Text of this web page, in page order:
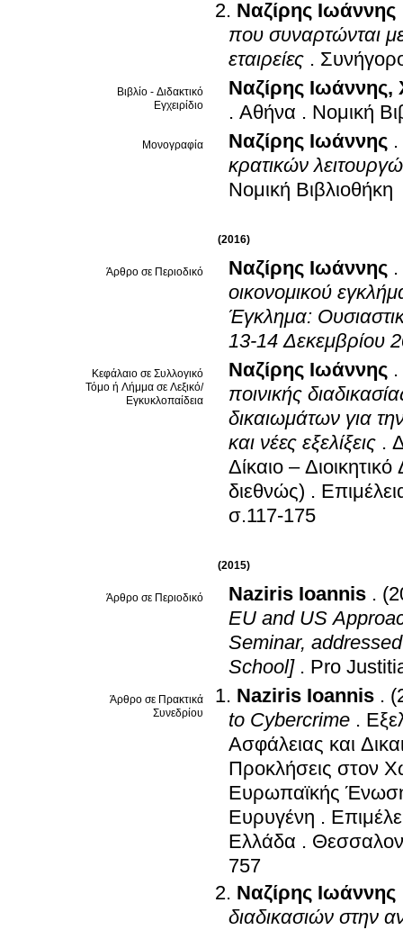
Ναζίρης Ιωάννης
που συναρτώνται
εταιρείες .
Βιβλίο - Διδακτικό
Εγχειρίδιο
Ναζίρης Ιωάννης,
. Αθήνα . Νομική
Μονογραφία Ναζίρης Ιωάννης .
κρατικών
Νομική Βιβλιοθήκη
(2016)
Άρθρο σε Περιοδικό Ναζίρης Ιωάννης .
οικονομικού
Έγκλημα:
13-14 Δεκεμβρίου
Κεφάλαιο σε Συλλογικό
Τόμο ή Λήμμα σε Λεξικό/
Εγκυκλοπαίδεια
Ναζίρης Ιωάννης .
ποινικής
δικαιωμάτων για
και νέες εξελίξεις .
Δίκαιο –
διεθνώς) .
σ.117-175
(2015)
Άρθρο σε Περιοδικό Naziris Ioannis .
EU and US
Seminar,
School] . Pro
Άρθρο σε Πρακτικά
Συνεδρίου
Naziris Ioannis .
to Cybercrime .
Ασφάλειας και
Προκλήσεις στον
Ευρωπαϊκής
Ευρυγένη .
Ελλάδα .
757
Ναζίρης Ιωάννης
διαδικασιών στην